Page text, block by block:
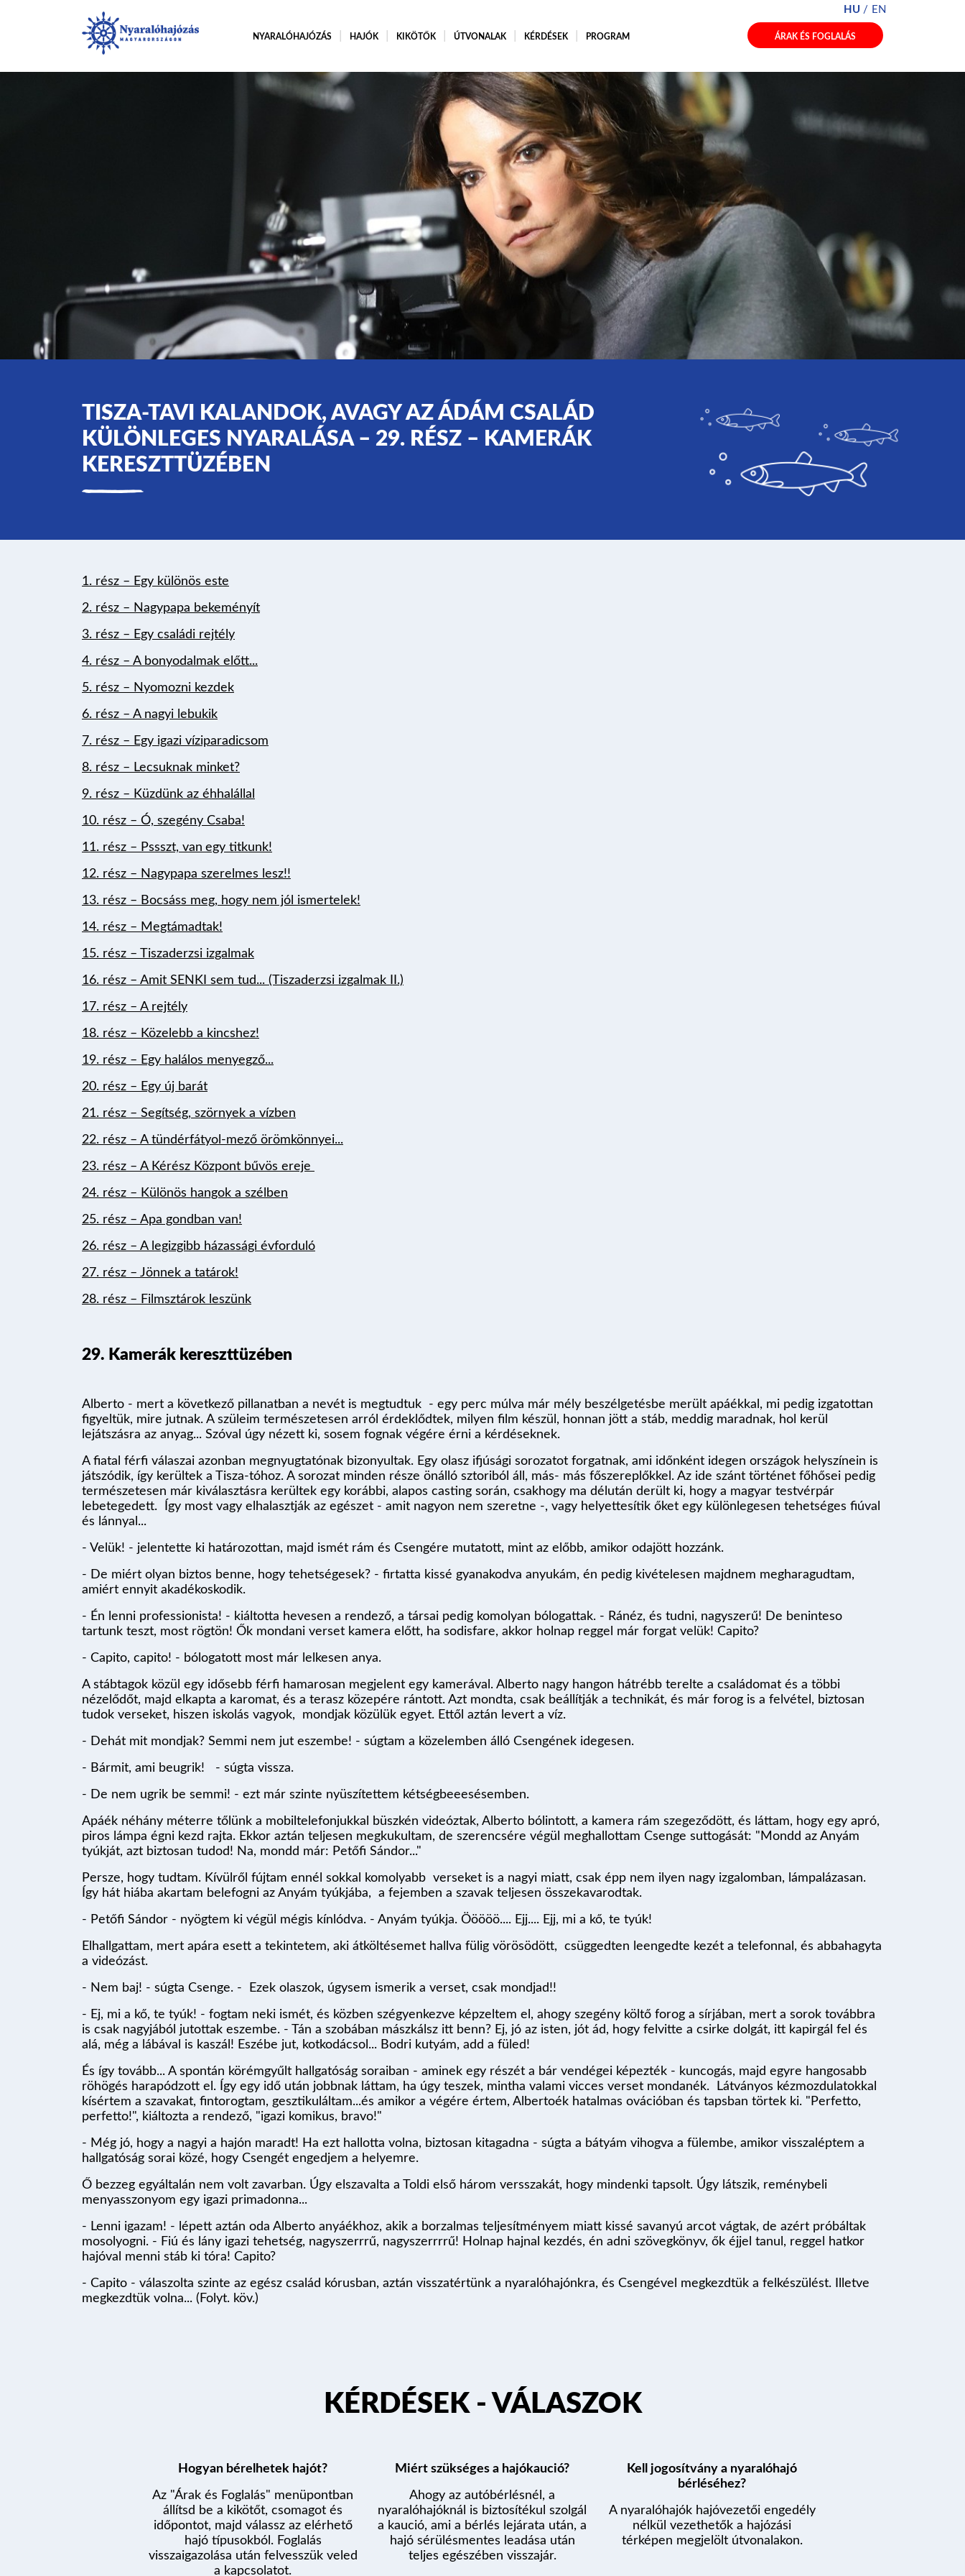
NYARALÓHAJÓZÁS HAJÓK KIKÖTŐK ÚTVONALAK KÉRDÉSEK PROGRAM ÁRAK ÉS FOGLALÁS
HU EN
TISZA-TAVI KALANDOK, AVAGY AZ ÁDÁM CSALÁD
KÜLÖNLEGES NYARALÁSA – 29. RÉSZ – KAMERÁK
KERESZTTÜZÉBEN
1. rész – Egy különös este
2. rész – Nagypapa bekeményít
3. rész – Egy családi rejtély
4. rész – A bonyodalmak előtt...
5. rész – Nyomozni kezdek
6. rész – A nagyi lebukik
7. rész – Egy igazi víziparadicsom
8. rész – Lecsuknak minket?
9. rész – Küzdünk az éhhalállal
10. rész – Ó, szegény Csaba!
11. rész – Pssszt, van egy titkunk!
12. rész – Nagypapa szerelmes lesz!!
13. rész – Bocsáss meg, hogy nem jól ismertelek!
14. rész – Megtámadtak!
15. rész – Tiszaderzsi izgalmak
16. rész – Amit SENKI sem tud... (Tiszaderzsi izgalmak II.)
17. rész – A rejtély
18. rész – Közelebb a kincshez!
19. rész – Egy halálos menyegző...
20. rész – Egy új barát
21. rész – Segítség, szörnyek a vízben
22. rész – A tündérfátyol-mező örömkönnyei...
23. rész – A Kérész Központ bűvös ereje
24. rész – Különös hangok a szélben
25. rész – Apa gondban van!
26. rész – A legizgibb házassági évforduló
27. rész – Jönnek a tatárok!
28. rész – Filmsztárok leszünk
29. Kamerák kereszttüzében
Alberto - mert a következő pillanatban a nevét is megtudtuk - egy perc múlva már mély beszélgetésbe merült apáékkal, mi pedig izgatottan
figyeltük, mire jutnak. A szüleim természetesen arról érdeklődtek, milyen film készül, honnan jött a stáb, meddig maradnak, hol kerül
lejátszásra az anyag... Szóval úgy nézett ki, sosem fognak végére érni a kérdéseknek.
A fiatal férfi válaszai azonban megnyugtatónak bizonyultak. Egy olasz ifjúsági sorozatot forgatnak, ami időnként idegen országok helyszínein is
játszódik, így kerültek a Tisza-tóhoz. A sorozat minden része önálló sztoriból áll, más- más főszereplőkkel. Az ide szánt történet főhősei pedig
természetesen már kiválasztásra kerültek egy korábbi, alapos casting során, csakhogy ma délután derült ki, hogy a magyar testvérpár
lebetegedett. Így most vagy elhalasztják az egészet - amit nagyon nem szeretne -, vagy helyettesítik őket egy különlegesen tehetséges fiúval
és lánnyal...
- Velük! - jelentette ki határozottan, majd ismét rám és Csengére mutatott, mint az előbb, amikor odajött hozzánk.
- De miért olyan biztos benne, hogy tehetségesek? - firtatta kissé gyanakodva anyukám, én pedig kivételesen majdnem megharagudtam,
amiért ennyit akadékoskodik.
- Én lenni professionista! - kiáltotta hevesen a rendező, a társai pedig komolyan bólogattak. - Ránéz, és tudni, nagyszerű! De beninteso
tartunk teszt, most rögtön! Ők mondani verset kamera előtt, ha sodisfare, akkor holnap reggel már forgat velük! Capito?
- Capito, capito! - bólogatott most már lelkesen anya.
A stábtagok közül egy idősebb férfi hamarosan megjelent egy kamerával. Alberto nagy hangon hátrébb terelte a családomat és a többi
nézelődőt, majd elkapta a karomat, és a terasz közepére rántott. Azt mondta, csak beállítják a technikát, és már forog is a felvétel, biztosan
tudok verseket, hiszen iskolás vagyok, mondjak közülük egyet. Ettől aztán levert a víz.
- Dehát mit mondjak? Semmi nem jut eszembe! - súgtam a közelemben álló Csengének idegesen.
- Bármit, ami beugrik! - súgta vissza.
- De nem ugrik be semmi! - ezt már szinte nyüszítettem kétségbeeesésemben.
Apáék néhány méterre tőlünk a mobiltelefonjukkal büszkén videóztak, Alberto bólintott, a kamera rám szegeződött, és láttam, hogy egy apró,
piros lámpa égni kezd rajta. Ekkor aztán teljesen megkukultam, de szerencsére végül meghallottam Csenge suttogását: "Mondd az Anyám
tyúkját, azt biztosan tudod! Na, mondd már: Petőfi Sándor..."
Persze, hogy tudtam. Kívülről fújtam ennél sokkal komolyabb verseket is a nagyi miatt, csak épp nem ilyen nagy izgalomban, lámpalázasan.
Így hát hiába akartam belefogni az Anyám tyúkjába, a fejemben a szavak teljesen összekavarodtak.
- Petőfi Sándor - nyögtem ki végül mégis kínlódva. - Anyám tyúkja. Ööööö.... Ejj.... Ejj, mi a kő, te tyúk!
Elhallgattam, mert apára esett a tekintetem, aki átköltésemet hallva fülig vörösödött, csüggedten leengedte kezét a telefonnal, és abbahagyta
a videózást.
- Nem baj! - súgta Csenge. - Ezek olaszok, úgysem ismerik a verset, csak mondjad!!
- Ej, mi a kő, te tyúk! - fogtam neki ismét, és közben szégyenkezve képzeltem el, ahogy szegény költő forog a sírjában, mert a sorok továbbra
is csak nagyjából jutottak eszembe. - Tán a szobában mászkálsz itt benn? Ej, jó az isten, jót ád, hogy felvitte a csirke dolgát, itt kapirgál fel és
alá, még a lábával is kaszál! Eszébe jut, kotkodácsol... Bodri kutyám, add a füled!
És így tovább... A spontán körémgyűlt hallgatóság soraiban - aminek egy részét a bár vendégei képezték - kuncogás, majd egyre hangosabb
röhögés harapódzott el. Így egy idő után jobbnak láttam, ha úgy teszek, mintha valami vicces verset mondanék. Látványos kézmozdulatokkal
kísértem a szavakat, fintorogtam, gesztikuláltam...és amikor a végére értem, Albertoék hatalmas ovációban és tapsban törtek ki. "Perfetto,
perfetto!", kiáltozta a rendező, "igazi komikus, bravo!"
- Még jó, hogy a nagyi a hajón maradt! Ha ezt hallotta volna, biztosan kitagadna - súgta a bátyám vihogva a fülembe, amikor visszaléptem a
hallgatóság sorai közé, hogy Csengét engedjem a helyemre.
Ő bezzeg egyáltalán nem volt zavarban. Úgy elszavalta a Toldi első három versszakát, hogy mindenki tapsolt. Úgy látszik, reménybeli
menyasszonyom egy igazi primadonna...
- Lenni igazam! - lépett aztán oda Alberto anyáékhoz, akik a borzalmas teljesítményem miatt kissé savanyú arcot vágtak, de azért próbáltak
mosolyogni. - Fiú és lány igazi tehetség, nagyszerrrű, nagyszerrrrű! Holnap hajnal kezdés, én adni szövegkönyv, ők éjjel tanul, reggel hatkor
hajóval menni stáb ki tóra! Capito?
- Capito - válaszolta szinte az egész család kórusban, aztán visszatértünk a nyaralóhajónkra, és Csengével megkezdtük a felkészülést. Illetve
megkezdtük volna... (Folyt. köv.)
KÉRDÉSEK - VÁLASZOK
Hogyan bérelhetek hajót?
Az "Árak és Foglalás" menüpontban
állítsd be a kikötőt, csomagot és
időpontot, majd válassz az elérhető
hajó típusokból. Foglalás
visszaigazolása után felvesszük veled
a kapcsolatot.
Miért szükséges a hajókaució?
Ahogy az autóbérlésnél, a
nyaralóhajóknál is biztosítékul szolgál
a kaució, ami a bérlés lejárata után, a
hajó sérülésmentes leadása után
teljes egészében visszajár.
Kell jogosítvány a nyaralóhajó
bérléséhez?
A nyaralóhajók hajóvezetői engedély
nélkül vezethetők a hajózási
térképen megjelölt útvonalakon.